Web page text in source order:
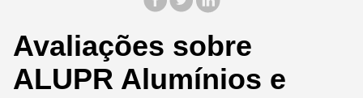
Avaliações sobre
ALUPR Alumínios e